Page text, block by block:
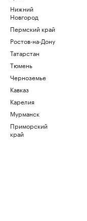
Нижний
Новгород
Пермский край
Ростов-на-Дону
Татарстан
Тюмень
Черноземье
Кавказ
Карелия
Мурманск
Приморский
край